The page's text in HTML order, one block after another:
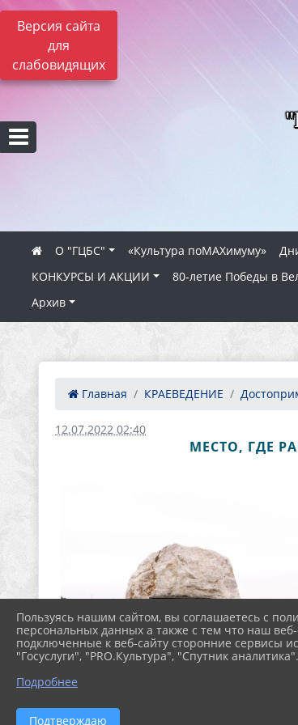
Версия сайта
для
слабовидящих
О "ГЦБС" «Культура поMAXимуму»
КОНКУРСЫ И АКЦИИ
80‑летие Победы в
Архив
Главная КРАЕВЕДЕНИЕ
12.07.2022 02:40
МЕСТО, ГДЕ
Пользуясь нашим сайтом, вы соглашаетесь с
персональных данных а также с тем что наш веб-
подключенные к веб-сайту сторонние сервисы
"Госуслуги", "PRO.Культура", "Спутник аналитика".
Подробнее
Подтверждаю